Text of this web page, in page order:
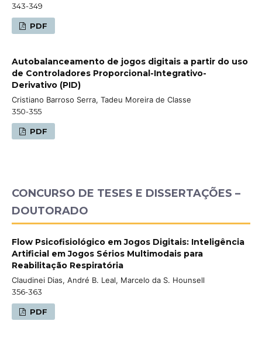
343-349
PDF
Autobalanceamento de jogos digitais a partir do uso
de Controladores Proporcional-Integrativo-
Derivativo (PID)
Cristiano Barroso Serra, Tadeu Moreira de Classe
350-355
PDF
CONCURSO DE TESES E DISSERTAÇÕES –
DOUTORADO
Flow Psicofisiológico em Jogos Digitais: Inteligência
Artificial em Jogos Sérios Multimodais para
Reabilitação Respiratória
Claudinei Dias, André B. Leal, Marcelo da S. Hounsell
356-363
PDF